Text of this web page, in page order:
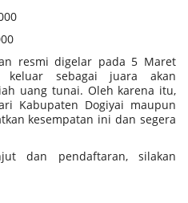
resmi digelar pada 5 Maret
sebagai juara akan
uang tunai. Oleh karena itu,
Kabupaten Dogiyai maupun
kesempatan ini dan segera
dan pendaftaran, silakan